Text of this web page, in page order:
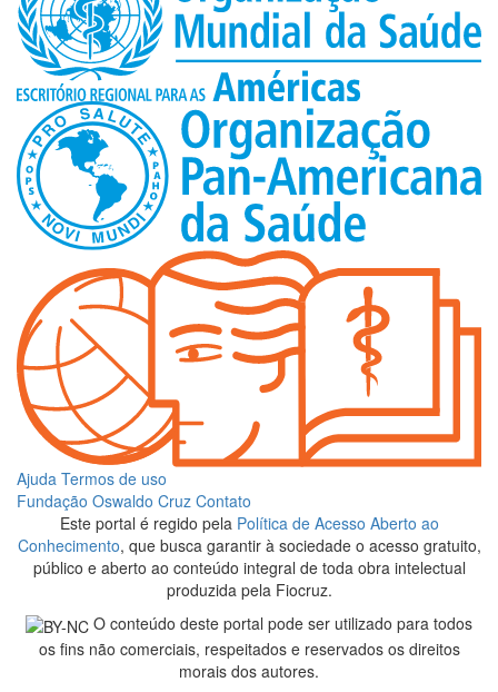
Ajuda Termos de uso
Fundação Oswaldo Cruz Contato
Este portal é regido pela Política de Acesso Aberto ao
Conhecimento, que busca garantir à sociedade o acesso gratuito,
público e aberto ao conteúdo integral de toda obra intelectual
produzida pela Fiocruz.
O conteúdo deste portal pode ser utilizado para todos
os fins não comerciais, respeitados e reservados os direitos
morais dos autores.